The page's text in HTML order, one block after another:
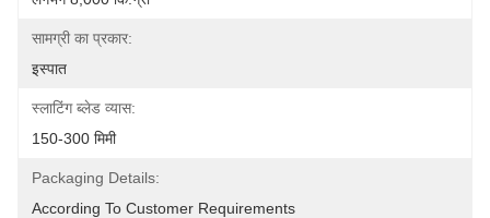
सामग्री का प्रकार:
इस्पात
स्लाटिंग ब्लेड व्यास:
150-300 मिमी
Packaging Details:
According To Customer Requirements